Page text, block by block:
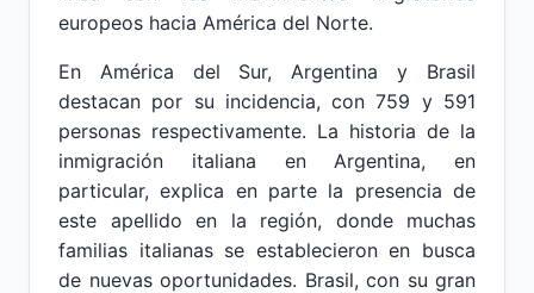
europeos hacia América del Norte.
En América del Sur, Argentina y Brasil
destacan por su incidencia, con 759 y 591
personas respectivamente. La historia de la
inmigración italiana en Argentina, en
particular, explica en parte la presencia de
este apellido en la región, donde muchas
familias italianas se establecieron en busca
de nuevas oportunidades. Brasil, con su gran